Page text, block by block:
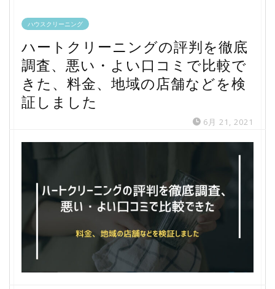
ハウスクリーニング
ハートクリーニングの評判を徹底
調査、悪い・よい口コミで比較で
きた、料金、地域の店舗などを検
証しました
6月 21, 2021